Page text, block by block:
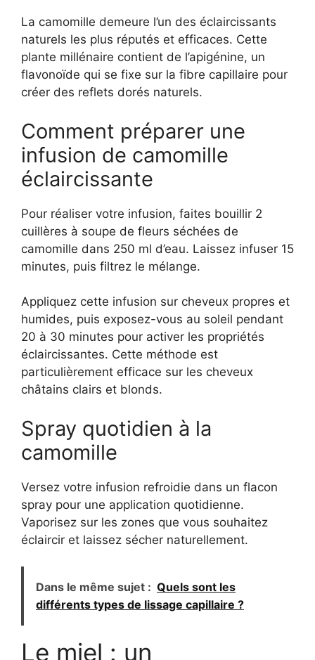
La camomille demeure l’un des éclaircissants
naturels les plus réputés et efficaces. Cette
plante millénaire contient de l’apigénine, un
flavonoïde qui se fixe sur la fibre capillaire pour
créer des reflets dorés naturels.
Comment préparer une
infusion de camomille
éclaircissante
Pour réaliser votre infusion, faites bouillir 2
cuillères à soupe de fleurs séchées de
camomille dans 250 ml d’eau. Laissez infuser 15
minutes, puis filtrez le mélange.
Appliquez cette infusion sur cheveux propres et
humides, puis exposez-vous au soleil pendant
20 à 30 minutes pour activer les propriétés
éclaircissantes. Cette méthode est
particulièrement efficace sur les cheveux
châtains clairs et blonds.
Spray quotidien à la
camomille
Versez votre infusion refroidie dans un flacon
spray pour une application quotidienne.
Vaporisez sur les zones que vous souhaitez
éclaircir et laissez sécher naturellement.
Dans le même sujet : Quels sont les
différents types de lissage capillaire ?
Le miel : un